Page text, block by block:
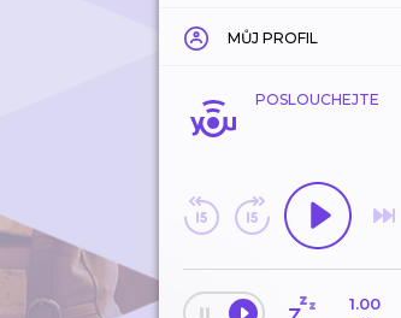
MŮJ PROFIL
POSLOUCHEJTE
1.00